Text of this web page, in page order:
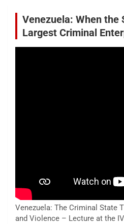
Venezuela: When the
Largest Criminal
Venezuela: The Criminal State
and Violence – Lecture at the